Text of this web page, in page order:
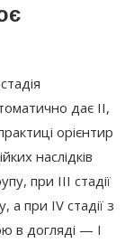
дає II,
орієнтир
наслідків
при III стадії
при IV стадії з
в догляді — I